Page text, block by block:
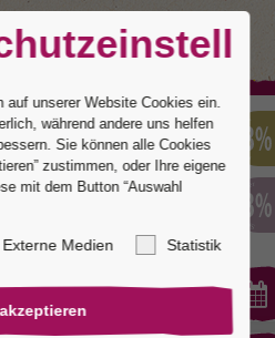
auf unserer Website Cookies ein.
während andere uns helfen
Sie können alle Cookies
zustimmen, oder Ihre eigene
mit dem Button “Auswahl
Externe Medien Statistik